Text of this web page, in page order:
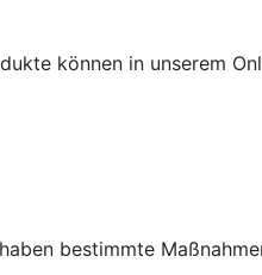
können in unserem
bestimmte